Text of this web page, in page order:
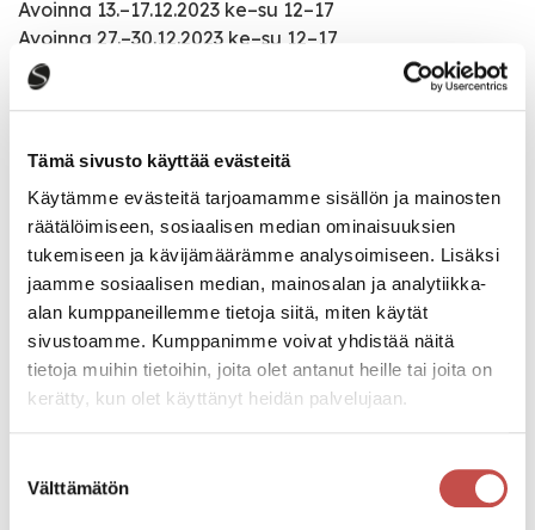
Tämä sivusto käyttää evästeitä
Käytämme evästeitä tarjoamamme sisällön ja mainosten
räätälöimiseen, sosiaalisen median ominaisuuksien
tukemiseen ja kävijämäärämme analysoimiseen. Lisäksi
jaamme sosiaalisen median, mainosalan ja analytiikka-
alan kumppaneillemme tietoja siitä, miten käytät
sivustoamme. Kumppanimme voivat yhdistää näitä
tietoja muihin tietoihin, joita olet antanut heille tai joita on
kerätty, kun olet käyttänyt heidän palvelujaan.
valinta
Välttämätön
Avoinna 13.–17.12.2023 ke–su 12–17
Avoinna 27.–30.12.2023 ke–su 12–17
Avoinna 24.1.–28.4.2024 ke–su 12–17
Avoinna 18.5.–13.10.2024
Tapahtumatiedot
Tapahtuman järjestäjä
Saarijärven museo
Tapahtumapaikka